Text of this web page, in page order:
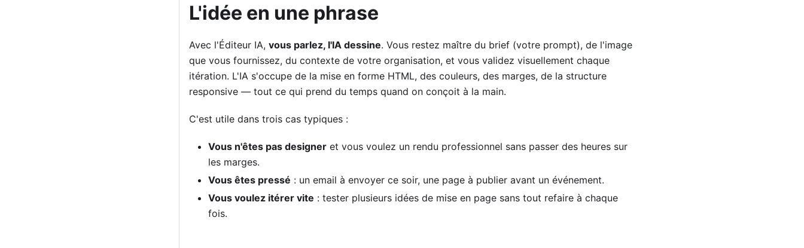
L'idée en une phrase
Avec l'Éditeur IA, vous parlez, l'IA dessine. Vous restez maître du brief (votre prompt), de l'image
que vous fournissez, du contexte de votre organisation, et vous validez visuellement chaque
itération. L'IA s'occupe de la mise en forme HTML, des couleurs, des marges, de la structure
responsive — tout ce qui prend du temps quand on conçoit à la main.
C'est utile dans trois cas typiques :
Vous n'êtes pas designer et vous voulez un rendu professionnel sans passer des heures sur
les marges.
Vous êtes pressé : un email à envoyer ce soir, une page à publier avant un événement.
Vous voulez itérer vite : tester plusieurs idées de mise en page sans tout refaire à chaque
fois.